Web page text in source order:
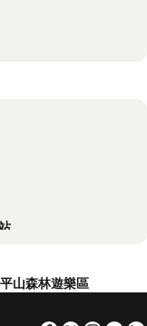
圈
山森林遊樂區